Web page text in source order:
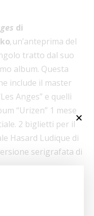
di
,un’anteprima del
tratto dal suo
album. Questa
include il master
Anges” e quelli
“Urizen” 1 mese
2 biglietti per il
Hasard Ludique di
serigrafata di